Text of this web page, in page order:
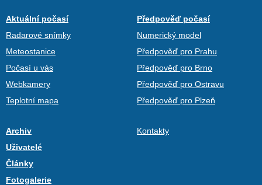
Aktuální počasí
Radarové snímky
Meteostanice
Počasí u vás
Webkamery
Teplotní mapa
Předpověď počasí
Numerický model
Předpověď pro Prahu
Předpověď pro Brno
Předpověď pro Ostravu
Předpověď pro Plzeň
Archiv
Uživatelé
Články
Fotogalerie
Kontakty